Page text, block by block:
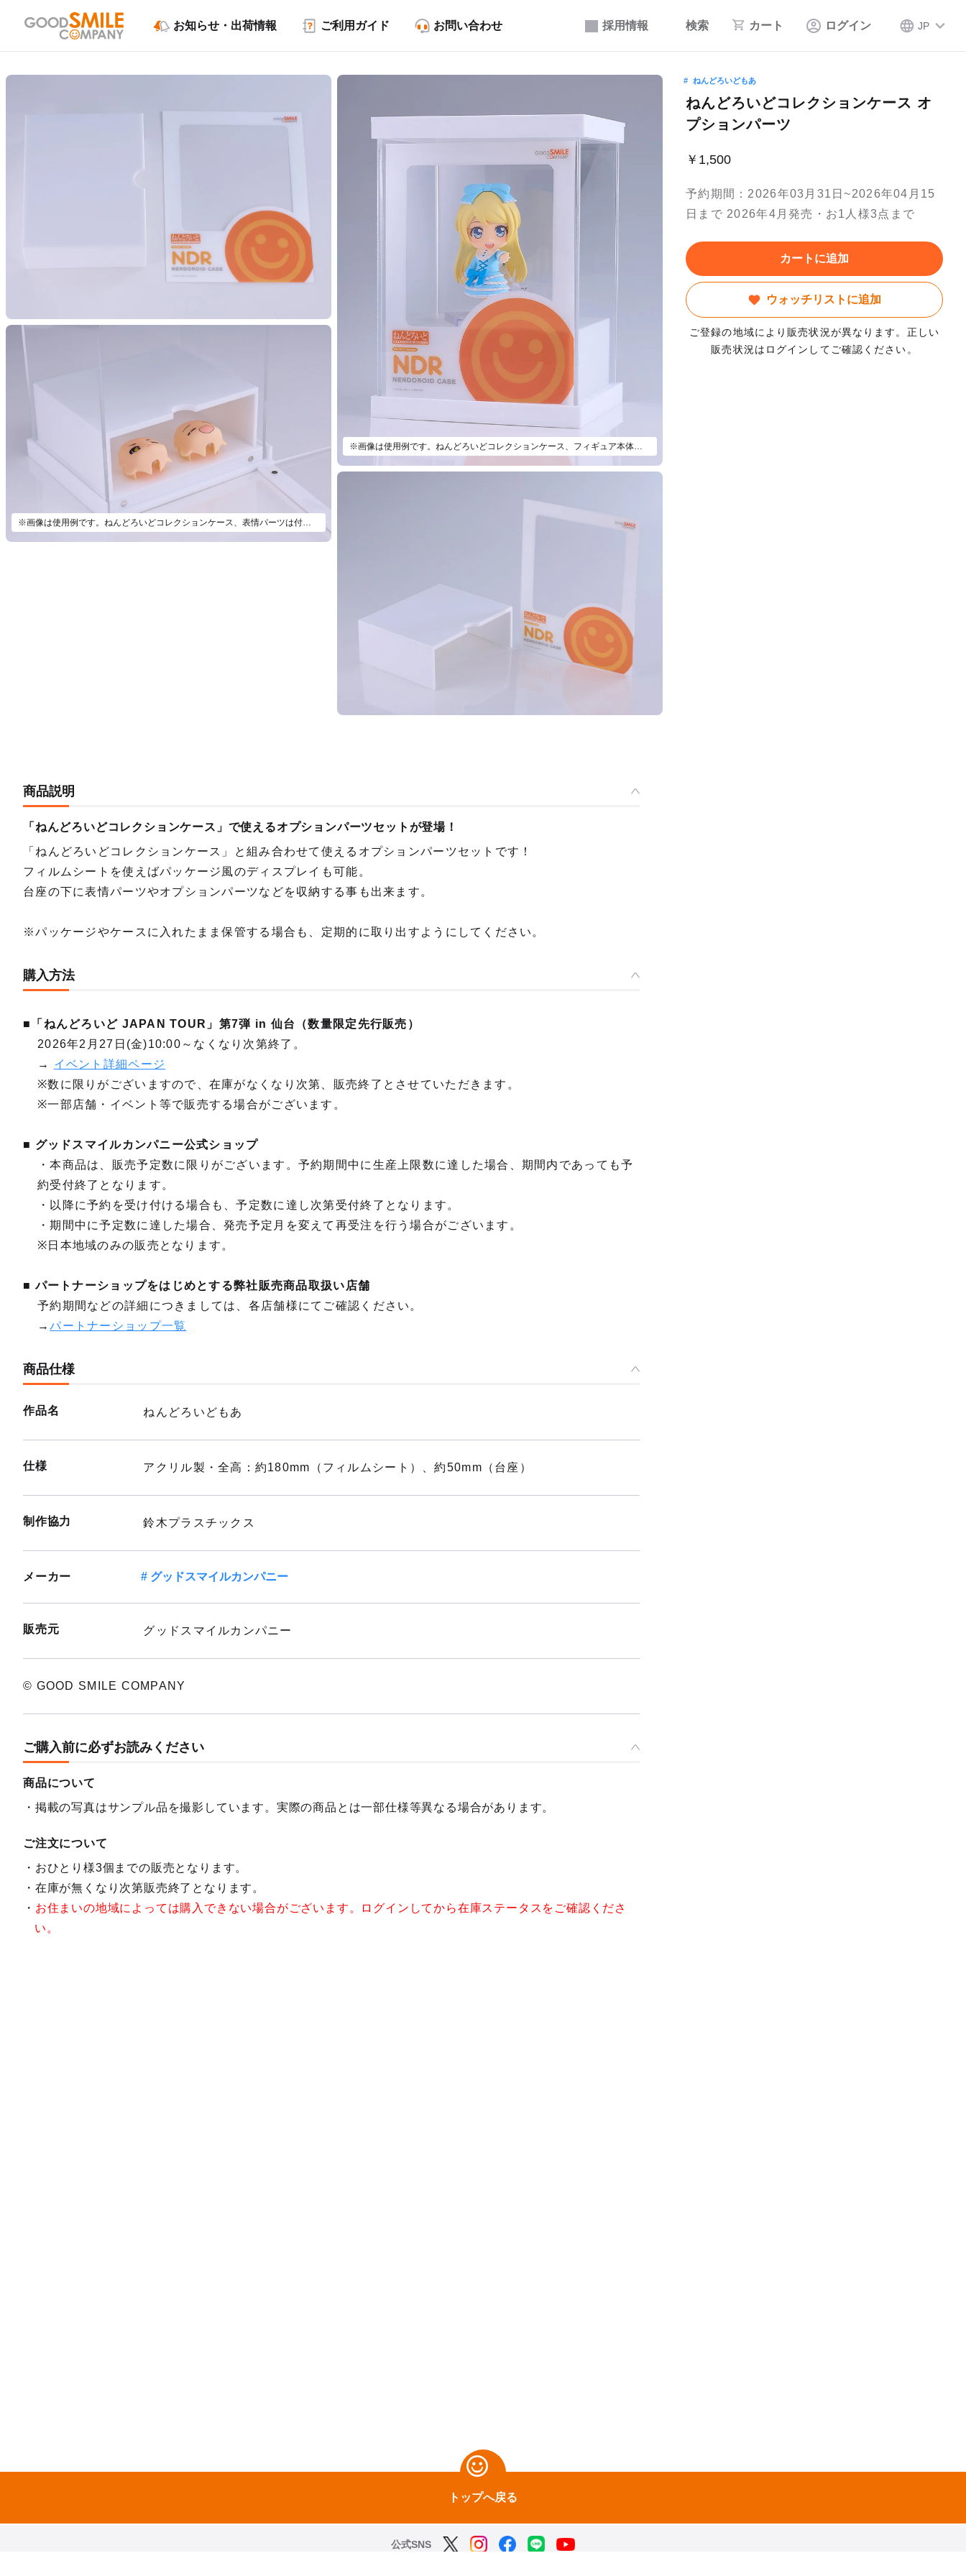
採用情報 検索 カート ログイン JP
お知らせ・出荷情報 ご利用ガイド お問い合わせ
ねんどろいどもあ
ねんどろいどコレクションケース オ
プションパーツ
￥1,500
予約期間：2026年03月31日~2026年04月15
日まで 2026年4月発売・お1人様3点まで
カートに追加
ウォッチリストに追加
ご登録の地域により販売状況が異なります。正しい
販売状況はログインしてご確認ください。
商品説明
「ねんどろいどコレクションケース」で使えるオプションパーツセットが登場！
「ねんどろいどコレクションケース」と組み合わせて使えるオプションパーツセットです！
フィルムシートを使えばパッケージ風のディスプレイも可能。
台座の下に表情パーツやオプションパーツなどを収納する事も出来ます。
※パッケージやケースに入れたまま保管する場合も、定期的に取り出すようにしてください。
購入方法
■「ねんどろいど JAPAN TOUR」第7弾 in 仙台（数量限定先行販売）
2026年2月27日(金)10:00～なくなり次第終了。
→ イベント詳細ページ
※数に限りがございますので、在庫がなくなり次第、販売終了とさせていただきます。
※一部店舗・イベント等で販売する場合がございます。
■ グッドスマイルカンパニー公式ショップ
・本商品は、販売予定数に限りがございます。予約期間中に生産上限数に達した場合、期間内であっても予
約受付終了となります。
・以降に予約を受け付ける場合も、予定数に達し次第受付終了となります。
・期間中に予定数に達した場合、発売予定月を変えて再受注を行う場合がございます。
※日本地域のみの販売となります。
■ パートナーショップをはじめとする弊社販売商品取扱い店舗
予約期間などの詳細につきましては、各店舗様にてご確認ください。
→パートナーショップ一覧
商品仕様
作品名 ねんどろいどもあ
仕様 アクリル製・全高：約180mm（フィルムシート）、約50mm（台座）
制作協力 鈴木プラスチックス
メーカー グッドスマイルカンパニー
販売元 グッドスマイルカンパニー
© GOOD SMILE COMPANY
ご購入前に必ずお読みください
商品について
掲載の写真はサンプル品を撮影しています。実際の商品とは一部仕様等異なる場合があります。
ご注文について
おひとり様3個までの販売となります。
在庫が無くなり次第販売終了となります。
お住まいの地域によっては購入できない場合がございます。ログインしてから在庫ステータスをご確認くださ
い。
トップへ戻る
公式SNS